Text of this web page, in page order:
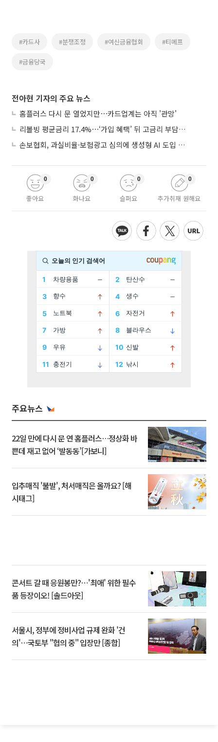
#카드사 #분쟁조정 #여신금융협회 #티메프
#금융당국
전아현 기자의 주요 뉴스
홈플러스 다시 문 열었지만⋯카드업계는 아직 '관망'
리볼빙 평균금리 17.4%⋯‘가입 혜택’ 뒤 고금리 부담 주의
손보협회, 과실비율·보험광고 심의에 생성형 AI 도입 추진
좋아요
0
화나요
0
슬퍼요
0
추가취재 원해요
0
주요뉴스
22일 만에 다시 문 연 홈플러스…정상화 바
쁜데 재고 없어 ‘발동동’[가보니]
입추매직 '불발', 처서매직은 올까요? [해
시태그]
콘서트 갈 때 응원봉만?⋯'최애' 위한 필수
품 등장이오! [솔드아웃]
서울시, 정부에 정비사업 규제 완화 '건
의'⋯국토부 "협의 중" 입장만 [종합]